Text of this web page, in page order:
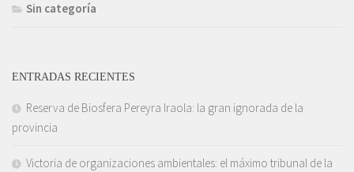
Sin categoría
ENTRADAS RECIENTES
Reserva de Biosfera Pereyra Iraola: la gran ignorada de la
provincia
Victoria de organizaciones ambientales: el máximo tribunal de la